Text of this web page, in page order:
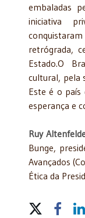
embaladas
iniciativa
retrógrada,
Estado.O
cultural, pela
Este é o país
esperança e
Ruy
Bunge,
Avançados
Ética da
Share